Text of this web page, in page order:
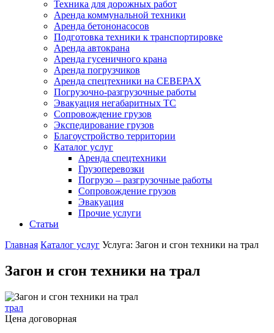
Техника для дорожных работ
Аренда коммунальной техники
Аренда бетононасосов
Подготовка техники к транспортировке
Аренда автокрана
Аренда гусеничного крана
Аренда погрузчиков
Аренда спецтехники на СЕВЕРАХ
Погрузочно-разгрузочные работы
Эвакуация негабаритных ТС
Сопровождение грузов
Экспедирование грузов
Благоустройство территории
Каталог услуг
Аренда спецтехники
Грузоперевозки
Погрузо – разгрузочные работы
Сопровождение грузов
Эвакуация
Прочие услуги
Статьи
Главная Каталог услуг Услуга: Загон и сгон техники на трал
Загон и сгон техники на трал
трал
Цена договорная